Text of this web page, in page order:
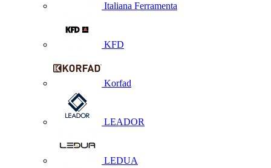
Italiana Ferramenta
KFD
Korfad
LEADOR
LEDUA